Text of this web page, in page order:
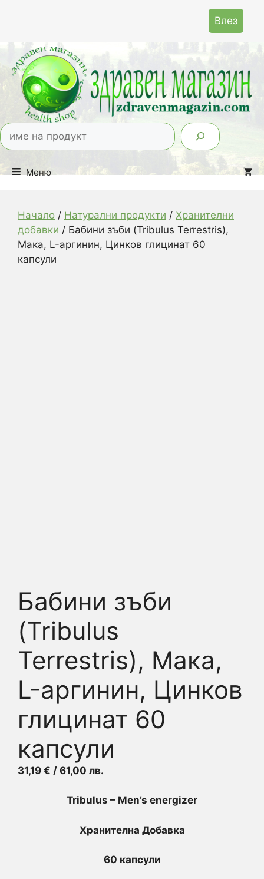
Влез
Меню
Начало / Натурални продукти / Хранителни
добавки / Бабини зъби (Tribulus Terrestris),
Мака, L-аргинин, Цинков глицинат 60
капсули
Бабини зъби
(Tribulus
Terrestris), Мака,
L-аргинин, Цинков
глицинат 60
капсули
31,19 € / 61,00 лв.
Tribulus – Men’s energizer
Хранителна Добавка
60 капсули